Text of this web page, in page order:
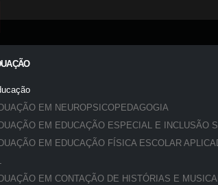
EM NEUROPSICOPEDAGOGIA
EM EDUCAÇÃO ESPECIAL E INCLUSÃO
EM EDUCAÇÃO FÍSICA ESCOLAR
EM CONTAÇÃO DE HISTÓRIAS E